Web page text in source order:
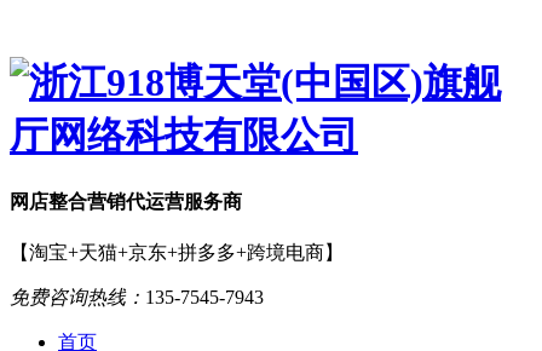
网店整合营销代运营服务商
【淘宝+天猫+京东+拼多多+跨境电商】
免费咨询热线： 135-7545-7943
首页